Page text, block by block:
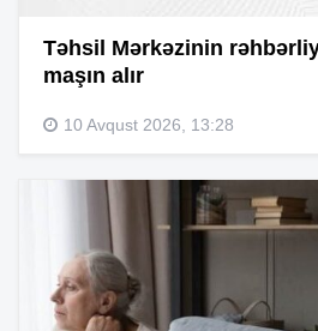
Təhsil Mərkəzinin
maşın alır
10 Avqust 2026, 13:28